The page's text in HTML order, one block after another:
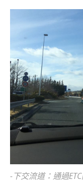
-下交流道：通過